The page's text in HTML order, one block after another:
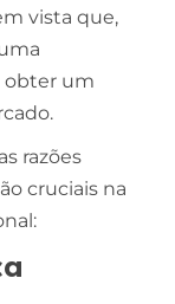
vista que,
obter um
razões
cruciais na